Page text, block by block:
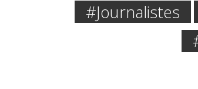
#journalistes